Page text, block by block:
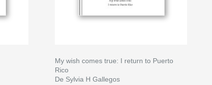
My wish comes true: I return to Puerto
Rico
De Sylvia H Gallegos